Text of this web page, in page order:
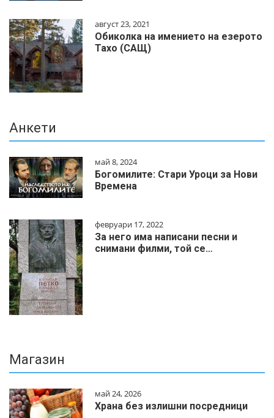
август 23, 2021
Обиколка на имението на езерото
Тахо (САЩ)
Анкети
май 8, 2024
Богомилите: Стари Уроци за Нови
Времена
февруари 17, 2022
За него има написани песни и
снимани филми, той се…
Магазин
май 24, 2026
Храна без излишни посредници